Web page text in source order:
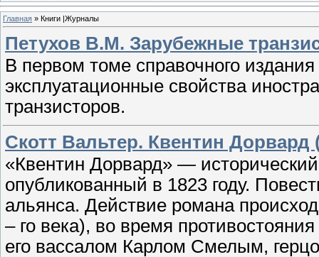
Главная » Книги |Журналы
Петухов В.М. Зарубежные
В первом томе справочного
эксплуатационные свойства
транзисторов.
Скотт Вальтер. Квентин Дорвард
«Квентин Дорвард» —
опубликованный в 1823 году.
альянса. Действие романа
– го века), во время
его вассалом Карлом Смелым,